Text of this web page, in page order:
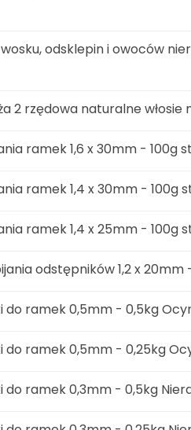
odsklepin i owoców
2 rzędowa naturalne włosie
ramek 1,6 x 30mm - 100g
ramek 1,4 x 30mm - 100g
ramek 1,4 x 25mm - 100g
odstępników 1,2 x
do ramek 0,5mm - 0,5kg
do ramek 0,5mm - 0,25kg
do ramek 0,3mm - 0,5kg